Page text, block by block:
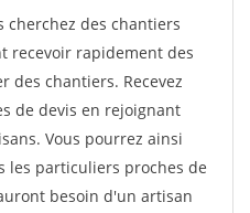
cherchez des chantiers
recevoir rapidement des
des chantiers. Recevez
de devis en rejoignant
Vous pourrez ainsi
les particuliers proches de
besoin d'un artisan